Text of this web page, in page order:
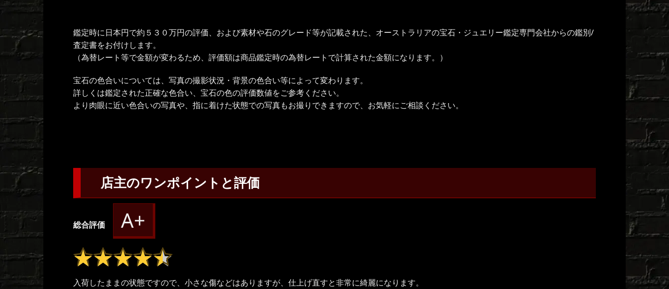
鑑定時に日本円で約５３０万円の評価、および素材や石のグレード等が記載された、オーストラリアの宝石・ジュエリー鑑定専門会社からの鑑別/
査定書をお付けします。
（為替レート等で金額が変わるため、評価額は商品鑑定時の為替レートで計算された金額になります。）
宝石の色合いについては、写真の撮影状況・背景の色合い等によって変わります。
詳しくは鑑定された正確な色合い、宝石の色の評価数値をご参考ください。
より肉眼に近い色合いの写真や、指に着けた状態での写真もお撮りできますので、お気軽にご相談ください。
店主のワンポイントと評価
総合評価 A+
★★★★★
★★★★★
入荷したままの状態ですので、小さな傷などはありますが、仕上げ直すと非常に綺麗になります。